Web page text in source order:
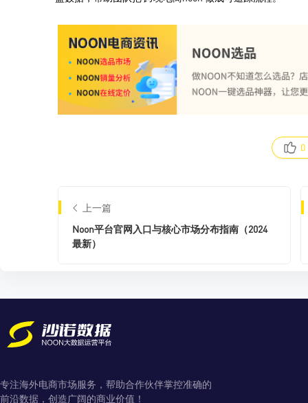
0
上一篇
Noon平台官网入口与核心市场分布指南（2024
最新）
专注海外电商市场服务，帮助合作伙伴掌控准确的
前沿数据，创造广阔的商业价值！